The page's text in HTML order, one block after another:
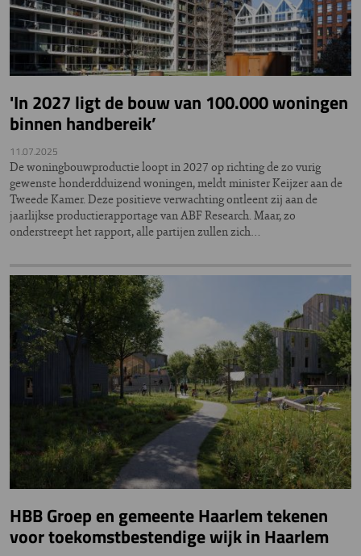
'In 2027 ligt de bouw van 100.000 woningen
binnen handbereik’
11.07.2025
De woningbouwproductie loopt in 2027 op richting de zo vurig
gewenste honderdduizend woningen, meldt minister Keijzer aan de
Tweede Kamer. Deze positieve verwachting ontleent zij aan de
jaarlijkse productierapportage van ABF Research. Maar, zo
onderstreept het rapport, alle partijen zullen zich…
HBB Groep en gemeente Haarlem tekenen
voor toekomstbestendige wijk in Haarlem